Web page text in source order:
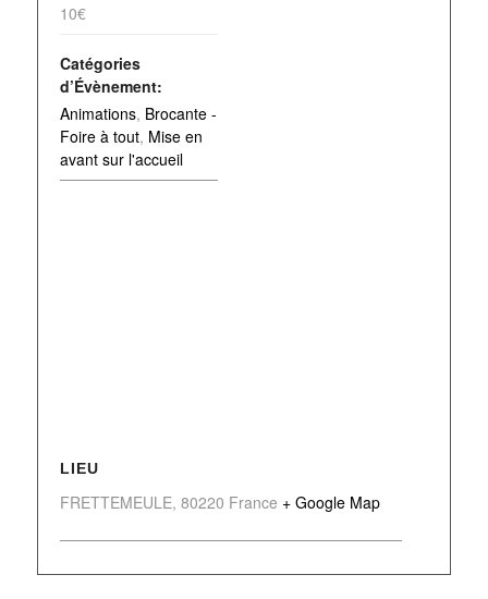
10€
Catégories
d’Évènement:
Animations, Brocante -
Foire à tout, Mise en
avant sur l'accueil
LIEU
FRETTEMEULE, 80220 France + Google Map